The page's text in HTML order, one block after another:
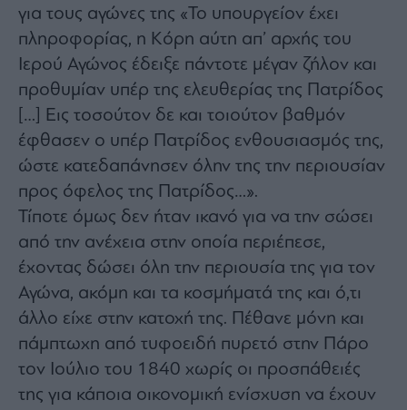
για τους αγώνες της «Το υπουργείον έχει
πληροφορίας, η Κόρη αύτη απ’ αρχής του
Ιερού Αγώνος έδειξε πάντοτε μέγαν ζήλον και
προθυμίαν υπέρ της ελευθερίας της Πατρίδος
[…] Εις τοσούτον δε και τοιούτον βαθμόν
έφθασεν ο υπέρ Πατρίδος ενθουσιασμός της,
ώστε κατεδαπάνησεν όλην της την περιουσίαν
προς όφελος της Πατρίδος…».
Τίποτε όμως δεν ήταν ικανό για να την σώσει
από την ανέχεια στην οποία περιέπεσε,
έχοντας δώσει όλη την περιουσία της για τον
Αγώνα, ακόμη και τα κοσμήματά της και ό,τι
άλλο είχε στην κατοχή της. Πέθανε μόνη και
πάμπτωχη από τυφοειδή πυρετό στην Πάρο
τον Ιούλιο του 1840 χωρίς οι προσπάθειές
της για κάποια οικονομική ενίσχυση να έχουν